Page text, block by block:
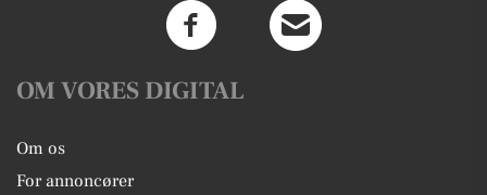
OM VORES DIGITAL
Om os
For annoncører